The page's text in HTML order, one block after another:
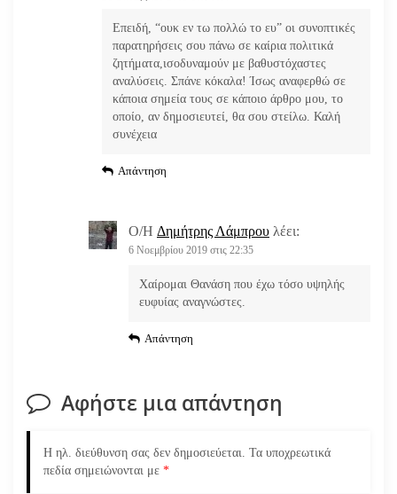
Επειδή, “ουκ εν τω πολλώ το ευ” οι συνοπτικές
παρατηρήσεις σου πάνω σε καίρια πολιτικά
ζητήματα,ισοδυναμούν με βαθυστόχαστες
αναλύσεις. Σπάνε κόκαλα! Ίσως αναφερθώ σε
κάποια σημεία τους σε κάποιο άρθρο μου, το
οποίο, αν δημοσιευτεί, θα σου στείλω. Καλή
συνέχεια
Απάντηση
Ο/Η Δημήτρης Λάμπρου λέει:
6 Νοεμβρίου 2019 στις 22:35
Χαίρομαι Θανάση που έχω τόσο υψηλής
ευφυίας αναγνώστες.
Απάντηση
Αφήστε μια απάντηση
Η ηλ. διεύθυνση σας δεν δημοσιεύεται. Τα υποχρεωτικά
πεδία σημειώνονται με *